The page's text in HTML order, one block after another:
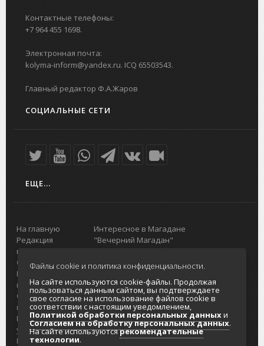
Контактные телефоны:
+7 964 455 1698.
Электронная почта:
kolyma-inform@yandex.ru. ICQ 65503543.
Главный редактор Ф.А.Жаров
СОЦИАЛЬНЫЕ СЕТИ
ЕЩЕ...
На главную
Редакция
портала
О проекте
Реклама на
портале
Отзывы и
предложения
Интернет-
услуги
Разработка
Интересное в Магадане
"Вечерний Магадан"
Городская доска объявлений
Главный туристический портал
Колымы
Политика в отношении обработки
персональных данных
Согласие на обработку персональных
данных
Файлы cookie и политика конфиденциальности.
На сайте используются cookie-файлы. Продолжая
пользоваться данным сайтом, вы подтверждаете
свое согласие на использование файлов cookie в
соответствии с настоящим уведомлением,
Политикой обработки персональных данныхи
Согласием на обработку персональных данных.
На сайте используютсярекомендательные
технологии.